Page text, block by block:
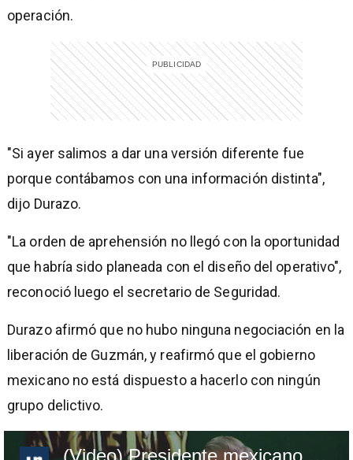
operación.
"Si ayer salimos a dar una versión diferente fue
porque contábamos con una información distinta",
dijo Durazo.
"La orden de aprehensión no llegó con la oportunidad
que habría sido planeada con el diseño del operativo",
reconoció luego el secretario de Seguridad.
Durazo afirmó que no hubo ninguna negociación en la
liberación de Guzmán, y reafirmó que el gobierno
mexicano no está dispuesto a hacerlo con ningún
grupo delictivo.